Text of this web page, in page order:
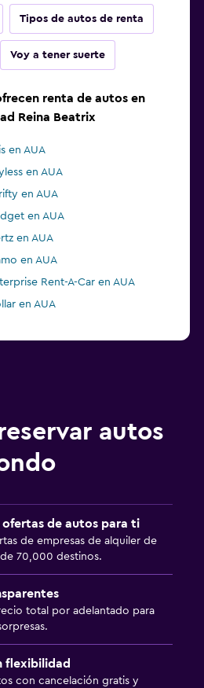
Tipos de autos de renta
Voy a tener suerte
renta de autos en
Reina Beatrix
en AUA
en AUA
en AUA
en AUA
en AUA
en AUA
Rent-A-Car en AUA
en AUA
autos
ofertas de autos para ti
de empresas de alquiler de
70,000 destinos.
total por adelantado para
flexibilidad
con cancelación gratis y